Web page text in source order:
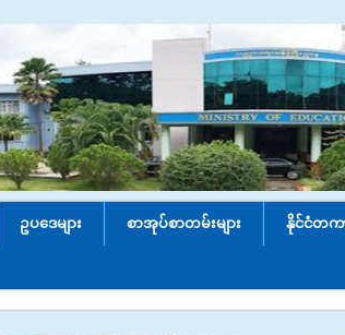
ဥပဒေများ စာအုပ်စာတမ်းများ နိုင်ငံတက